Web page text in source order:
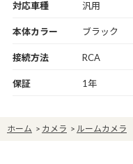
対応車種 汎用
本体カラー ブラック
接続方法 RCA
保証 1年
ホーム > カメラ > ルームカメラ